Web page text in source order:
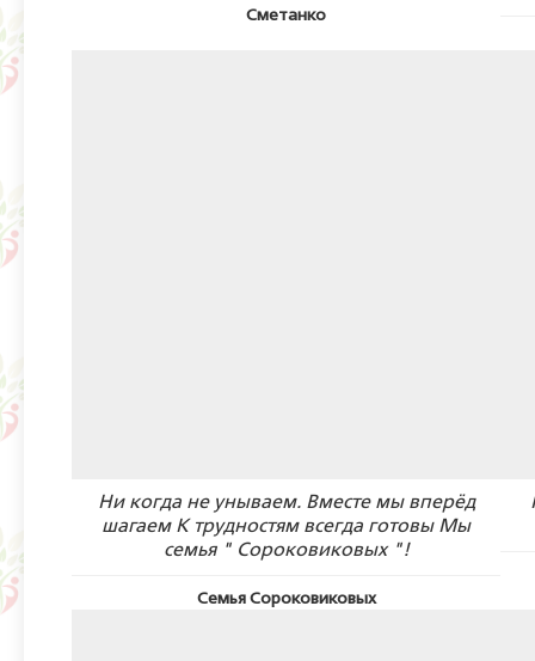
Сметанко
Ни когда не унываем. Вместе мы вперёд
шагаем К трудностям всегда готовы Мы
семья " Сороковиковых "!
Семья Сороковиковых